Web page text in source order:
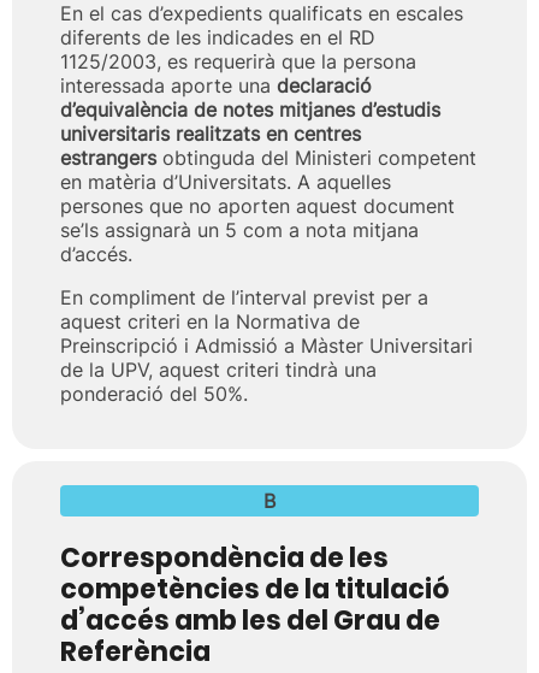
En el cas d’expedients qualificats en escales
diferents de les indicades en el RD
1125/2003, es requerirà que la persona
interessada aporte una declaració
d’equivalència de notes mitjanes d’estudis
universitaris realitzats en centres
estrangers obtinguda del Ministeri competent
en matèria d’Universitats. A aquelles
persones que no aporten aquest document
se’ls assignarà un 5 com a nota mitjana
d’accés.
En compliment de l’interval previst per a
aquest criteri en la Normativa de
Preinscripció i Admissió a Màster Universitari
de la UPV, aquest criteri tindrà una
ponderació del 50%.
B
Correspondència de les
competències de la titulació
d’accés amb les del Grau de
Referència